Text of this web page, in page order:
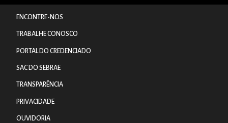
ENCONTRE-NOS
TRABALHE CONOSCO
PORTAL DO CREDENCIADO
SAC DO SEBRAE
TRANSPARÊNCIA
PRIVACIDADE
OUVIDORIA